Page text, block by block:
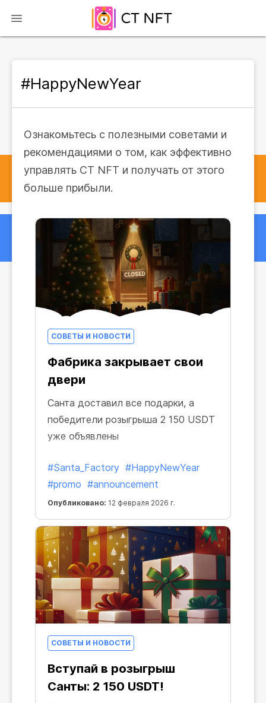
#HappyNewYear
Ознакомьтесь с полезными советами и
рекомендациями о том, как эффективно
управлять CT NFT и получать от этого
больше прибыли.
СОВЕТЫ И НОВОСТИ
Фабрика закрывает свои
двери
Санта доставил все подарки, а
победители розыгрыша 2 150 USDT
уже объявлены
#Santa_Factory #HappyNewYear
#promo #announcement
Опубликовано: 12 февраля 2026 г.
СОВЕТЫ И НОВОСТИ
Вступай в розыгрыш
Санты: 2 150 USDT!